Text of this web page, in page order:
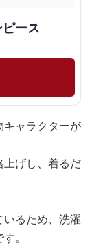
ース
ャラクターが
上げし、着るだ
るため、洗濯
。